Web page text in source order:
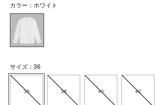
カラー：ホワイト
サイズ：36
36 38 40 42